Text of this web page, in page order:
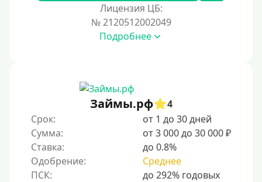
Без номера телефона
Без платных услуг и подписок
Онлайн круглосуточно
На карту круглосуточно
24/7
Деньги в долг
В долг на карту
Лицензия ЦБ:
№ 2120512002049
Подробнее
Займы.рф
4
Срок:
от 1 до 30 дней
Сумма:
от 3 000 до 30 000 ₽
Ставка:
до 0.8%
Одобрение:
Среднее